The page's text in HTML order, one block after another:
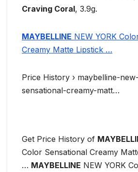
Craving Coral, 3.9g.
MAYBELLINE NEW YORK
Creamy Matte Lipstick …
Price History › maybelline-
sensational-creamy-matt…
Get Price History of
Color Sensational Creamy
… MAYBELLINE NEW YORK